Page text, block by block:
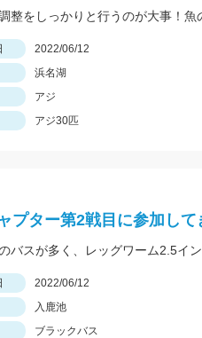
整をしっかりと行うのが大事！魚
2022/06/12
浜名湖
アジ
アジ30匹
プター第2戦目に参加して
2022/06/12
入鹿池
ブラックバス